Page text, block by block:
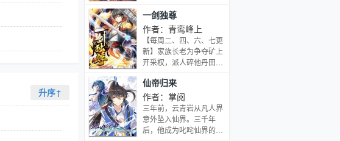
升序↑
暴的鬼。在猎鬼人的指引
下，立志成为猎鬼人的炭
治郎与变成鬼却尚存理智
的的祢豆子二人踏上了旅
程。通过艰苦的剑术修行
与赌命试炼，炭治郎成为
了鬼猎人组织“鬼杀队”的
一员。为了让妹妹祢豆子
变回人类，为了讨伐杀害
家人的恶鬼，为了斩断悲
伤的连锁，少年与鬼的战
斗不曾停歇...[展开]
一剑独尊
作者：青鸾峰上
【每周二、四、六、七更
新】家族长老为争夺矿上
开采权，派人碎他丹田，
他却因母亲流血的戒指意
外进入界狱塔，得神秘人
指点，修炼从未有人修炼
过的剑道。叶家弃少叶
玄：“我必须变得强大...
仙帝归来
作者：掌阅
三年前，云青岩从凡人界
意外坠入仙界。三千年
后，他成为叱咤仙界的云